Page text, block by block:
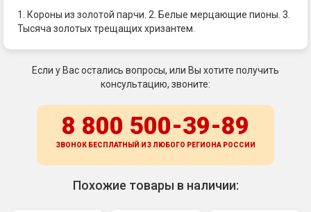
1. Короны из золотой парчи. 2. Белые мерцающие пионы. 3.
Тысяча золотых трещащих хризантем.
Если у Вас остались вопросы, или Вы хотите получить
консультацию, звоните:
8 800 500-39-89
ЗВОНОК БЕСПЛАТНЫЙ ИЗ ЛЮБОГО РЕГИОНА РОССИИ
Похожие товары в наличии: